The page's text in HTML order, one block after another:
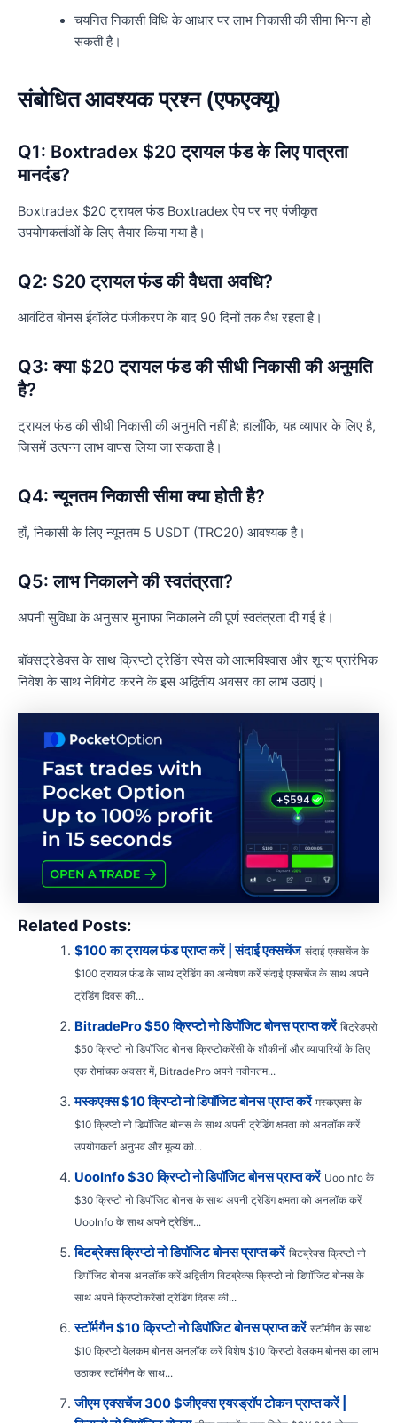
चयनित निकासी विधि के आधार पर लाभ निकासी की सीमा भिन्न हो
सकती है।
संबोधित आवश्यक प्रश्न (एफएक्यू)
Q1: Boxtradex $20 ट्रायल फंड के लिए पात्रता
मानदंड?
Boxtradex $20 ट्रायल फंड Boxtradex ऐप पर नए पंजीकृत
उपयोगकर्ताओं के लिए तैयार किया गया है।
Q2: $20 ट्रायल फंड की वैधता अवधि?
आवंटित बोनस ईवॉलेट पंजीकरण के बाद 90 दिनों तक वैध रहता है।
Q3: क्या $20 ट्रायल फंड की सीधी निकासी की अनुमति
है?
ट्रायल फंड की सीधी निकासी की अनुमति नहीं है; हालाँकि, यह व्यापार के लिए है,
जिसमें उत्पन्न लाभ वापस लिया जा सकता है।
Q4: न्यूनतम निकासी सीमा क्या होती है?
हाँ, निकासी के लिए न्यूनतम 5 USDT (TRC20) आवश्यक है।
Q5: लाभ निकालने की स्वतंत्रता?
अपनी सुविधा के अनुसार मुनाफा निकालने की पूर्ण स्वतंत्रता दी गई है।
बॉक्सट्रेडेक्स के साथ क्रिप्टो ट्रेडिंग स्पेस को आत्मविश्वास और शून्य प्रारंभिक
निवेश के साथ नेविगेट करने के इस अद्वितीय अवसर का लाभ उठाएं।
Related Posts:
$100 का ट्रायल फंड प्राप्त करें | संदाई एक्सचेंज संदाई एक्सचेंज के
$100 ट्रायल फंड के साथ ट्रेडिंग का अन्वेषण करें संदाई एक्सचेंज के साथ अपने
ट्रेडिंग दिवस की...
BitradePro $50 क्रिप्टो नो डिपॉजिट बोनस प्राप्त करें बिट्रेडप्रो
$50 क्रिप्टो नो डिपॉजिट बोनस क्रिप्टोकरेंसी के शौकीनों और व्यापारियों के लिए
एक रोमांचक अवसर में, BitradePro अपने नवीनतम...
मस्कएक्स $10 क्रिप्टो नो डिपॉजिट बोनस प्राप्त करें मस्कएक्स के
$10 क्रिप्टो नो डिपॉजिट बोनस के साथ अपनी ट्रेडिंग क्षमता को अनलॉक करें
उपयोगकर्ता अनुभव और मूल्य को...
UooInfo $30 क्रिप्टो नो डिपॉजिट बोनस प्राप्त करें UooInfo के
$30 क्रिप्टो नो डिपॉजिट बोनस के साथ अपनी ट्रेडिंग क्षमता को अनलॉक करें
UooInfo के साथ अपने ट्रेडिंग...
बिटब्रेक्स क्रिप्टो नो डिपॉजिट बोनस प्राप्त करें बिटब्रेक्स क्रिप्टो नो
डिपॉजिट बोनस अनलॉक करें अद्वितीय बिटब्रेक्स क्रिप्टो नो डिपॉजिट बोनस के
साथ अपने क्रिप्टोकरेंसी ट्रेडिंग दिवस की...
स्टॉर्मगैन $10 क्रिप्टो नो डिपॉजिट बोनस प्राप्त करें स्टॉर्मगैन के साथ
$10 क्रिप्टो वेलकम बोनस अनलॉक करें विशेष $10 क्रिप्टो वेलकम बोनस का लाभ
उठाकर स्टॉर्मगैन के साथ...
जीएम एक्सचेंज 300 $जीएक्स एयरड्रॉप टोकन प्राप्त करें |